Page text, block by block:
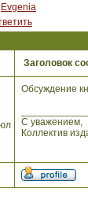
Evgenia
Заголовок
Обсуждение
С уважением,
Коллектив